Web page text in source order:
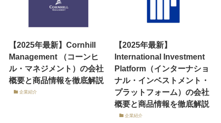
【2025年最新】Cornhill
Management （コーンヒ
ル・マネジメント）の会社
概要と商品情報を徹底解説
企業紹介
【2025年最新】
International Investment
Platform（インターナショ
ナル・インベストメント・
プラットフォーム）の会社
概要と商品情報を徹底解説
企業紹介